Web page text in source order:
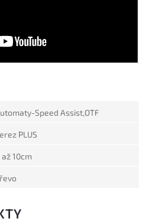
Speed Assist,OTF
PLUS
až 10cm